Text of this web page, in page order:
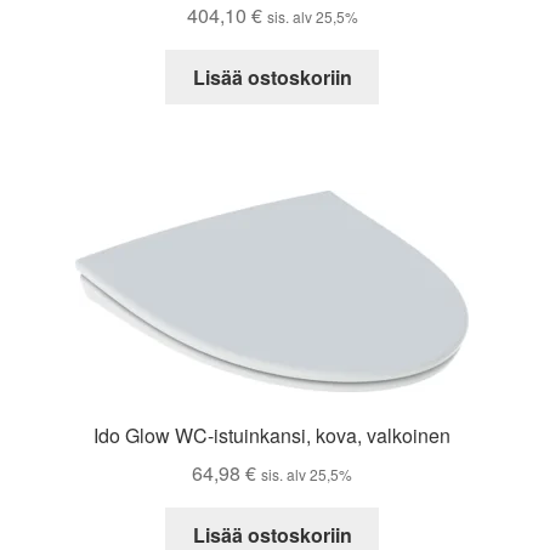
404,10 € sis. alv 25,5%
Lisää ostoskoriin
Ido Glow WC-istuinkansi, kova, valkoinen
64,98 € sis. alv 25,5%
Lisää ostoskoriin